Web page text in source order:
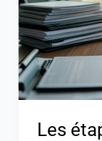
Les
pour
la
création
d’une
EURL
ligne